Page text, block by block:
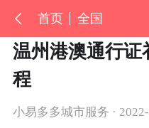
首页 全国
温州港澳通行证
程
小易多多城市服务 ·